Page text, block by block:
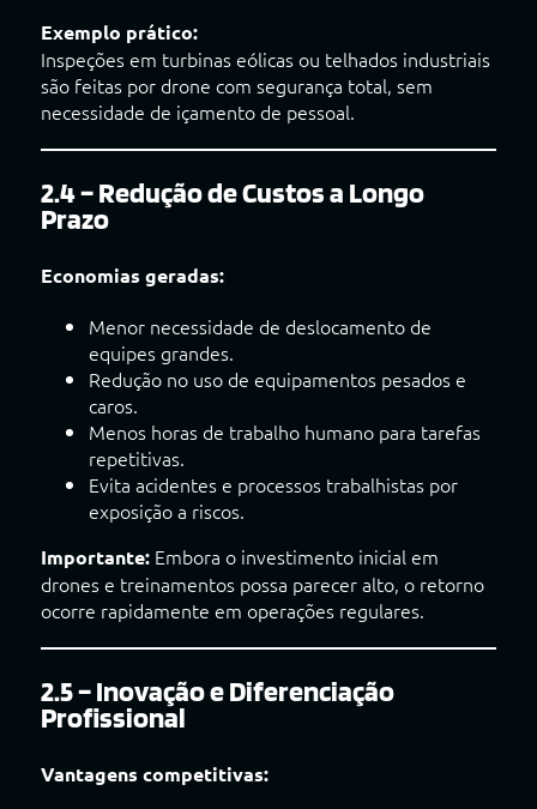
Exemplo prático:
Inspeções em turbinas eólicas ou telhados industriais
são feitas por drone com segurança total, sem
necessidade de içamento de pessoal.
2.4 – Redução de Custos a Longo
Prazo
Economias geradas:
Menor necessidade de deslocamento de
equipes grandes.
Redução no uso de equipamentos pesados e
caros.
Menos horas de trabalho humano para tarefas
repetitivas.
Evita acidentes e processos trabalhistas por
exposição a riscos.
Importante:Embora o investimento inicial em
drones e treinamentos possa parecer alto, o retorno
ocorre rapidamente em operações regulares.
2.5 – Inovação e Diferenciação
Profissional
Vantagens competitivas: